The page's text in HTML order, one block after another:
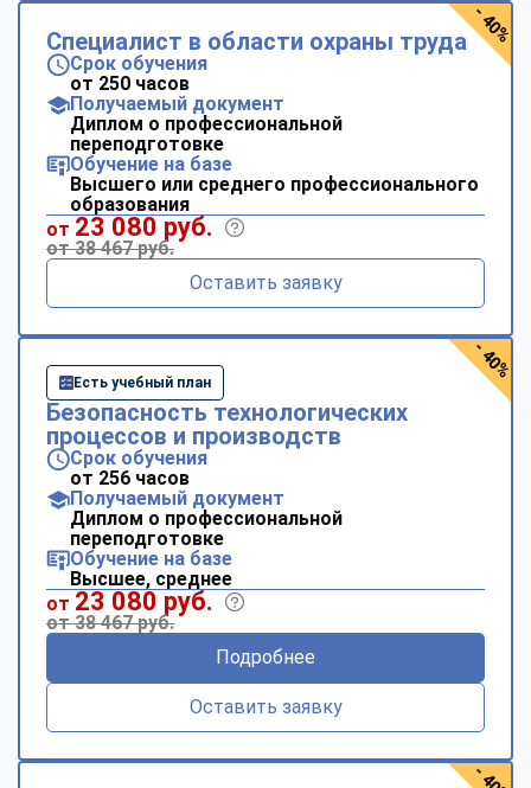
Специалист в области охраны труда
Срок обучения
от 250 часов
Получаемый документ
Диплом о профессиональной
переподготовке
Обучение на базе
Высшего или среднего профессионального
образования
от 23 080 руб.
от 38 467 руб.
Оставить заявку
- 40%
Есть учебный план
Безопасность технологических
процессов и производств
Срок обучения
от 256 часов
Получаемый документ
Диплом о профессиональной
переподготовке
Обучение на базе
Высшее, среднее
от 23 080 руб.
от 38 467 руб.
Подробнее
Оставить заявку
- 40%